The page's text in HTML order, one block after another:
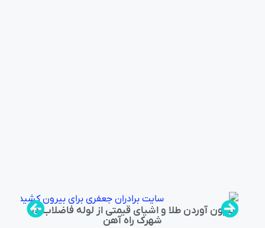
بیرون آوردن طلا و اشیای قیمتی از لوله فاضلاب در
شهرک راه‌ آهن